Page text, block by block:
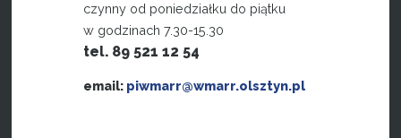
czynny od poniedziałku do piątku
w godzinach 7.30-15.30
tel. 89 521 12 54
email: piwmarr@wmarr.olsztyn.pl